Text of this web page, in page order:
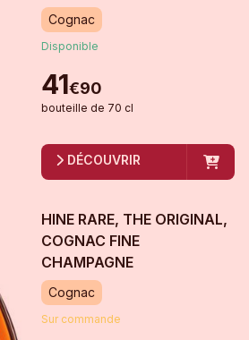
Cognac
Disponible
41€90
bouteille de 70 cl
DÉCOUVRIR
HINE RARE, THE ORIGINAL,
COGNAC FINE
CHAMPAGNE
Cognac
Sur commande